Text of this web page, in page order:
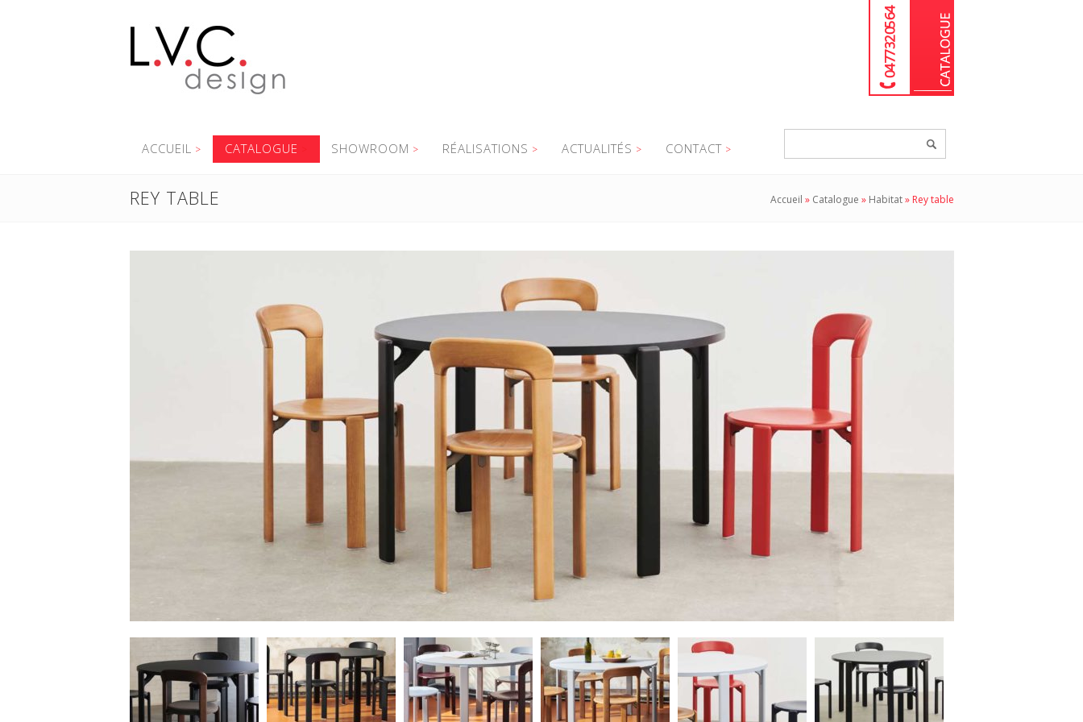
04 77 32 05 64
ACCUEIL CATALOGUE SHOWROOM RÉALISATIONS ACTUALITÉS CONTACT
REY TABLE Accueil » Catalogue » Habitat» Rey table